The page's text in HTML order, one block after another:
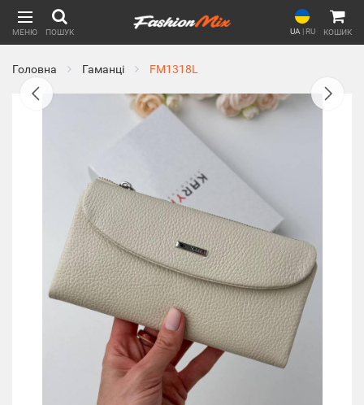
МЕНЮ ПОШУК UA | RU КОШИК
Головна Гаманці FM1318L